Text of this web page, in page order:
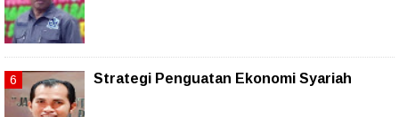
Strategi Penguatan Ekonomi Syariah